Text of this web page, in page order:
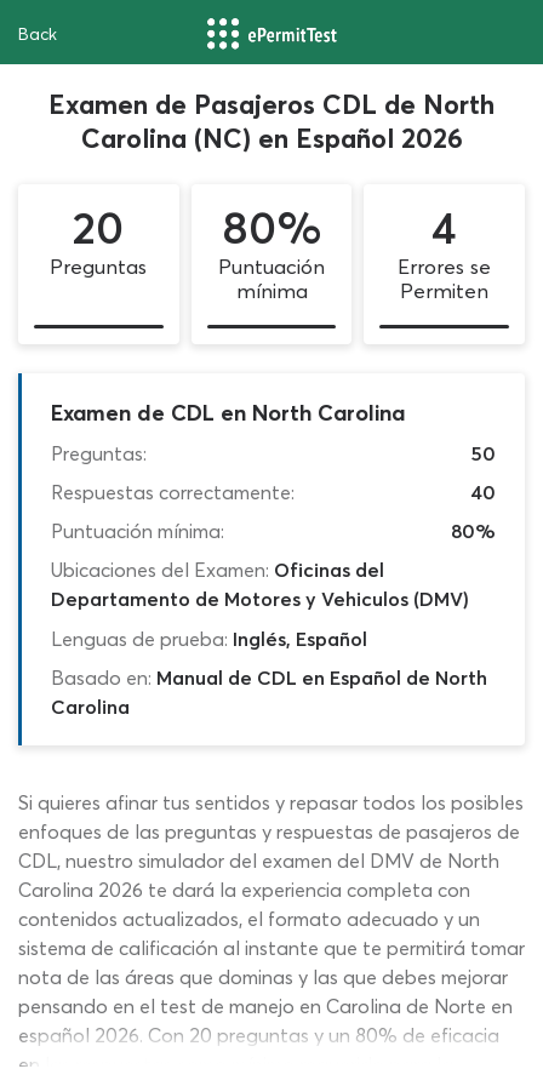
Back
Examen de Pasajeros CDL de North
Carolina (NC) en Español 2026
20
Preguntas
80%
Puntuación
mínima
4
Errores se
Permiten
Examen de CDL en North Carolina
Preguntas:
50
Respuestas correctamente:
40
Puntuación mínima:
80%
Ubicaciones del Examen: Oficinas del
Departamento de Motores y Vehiculos (DMV)
Lenguas de prueba: Inglés, Español
Basado en: Manual de CDL en Español de North
Carolina
Si quieres afinar tus sentidos y repasar todos los posibles
enfoques de las preguntas y respuestas de pasajeros de
CDL, nuestro simulador del examen del DMV de North
Carolina 2026 te dará la experiencia completa con
contenidos actualizados, el formato adecuado y un
sistema de calificación al instante que te permitirá tomar
nota de las áreas que dominas y las que debes mejorar
pensando en el test de manejo en Carolina de Norte en
español 2026. Con 20 preguntas y un 80% de eficacia
en las respuestas como mínimo requerido para la